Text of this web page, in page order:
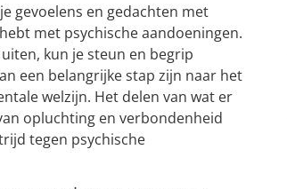
gevoelens en gedachten met
met psychische aandoeningen.
kun je steun en begrip
een belangrijke stap zijn naar het
welzijn. Het delen van wat er
opluchting en verbondenheid
tegen psychische